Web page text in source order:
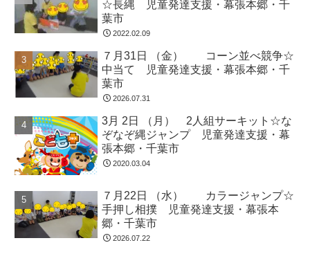
☆長縄 児童発達支援・幕張本郷・千
葉市
2022.02.09
７月31日 （金） コーン並べ競争☆
中当て 児童発達支援・幕張本郷・千
葉市
2026.07.31
3月 2日 （月） 2人組サーキット☆な
ぞなぞ縄ジャンプ 児童発達支援・幕
張本郷・千葉市
2020.03.04
７月22日 （水） カラージャンプ☆
手押し相撲 児童発達支援・幕張本
郷・千葉市
2026.07.22